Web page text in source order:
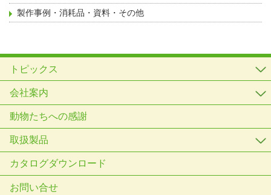
製作事例・消耗品・資料・その他
トピックス
会社案内
動物たちへの感謝
取扱製品
カタログダウンロード
お問い合せ